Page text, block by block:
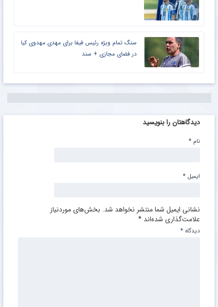
سنگ تمام ویژه رئیس فیفا برای مهدی مهدوی کیا
در فضای مجازی + سند
دیدگاهتان را بنویسید
نشانی ایمیل شما منتشر نخواهد شد. بخش‌های موردنیاز
علامت‌گذاری شده‌اند *
دیدگاه *
نام *
ایمیل *